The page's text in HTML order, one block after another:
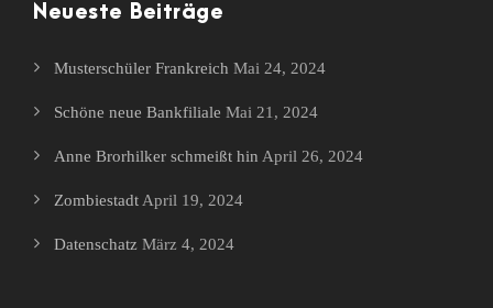
Neueste Beiträge
Musterschüler Frankreich Mai 24, 2024
Schöne neue Bankfiliale Mai 21, 2024
Anne Brorhilker schmeißt hin April 26, 2024
Zombiestadt April 19, 2024
Datenschatz März 4, 2024